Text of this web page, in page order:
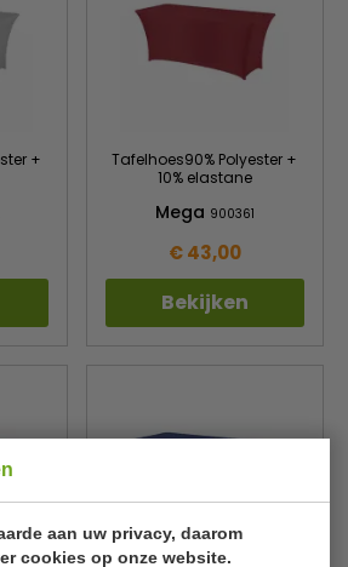
aan uw privacy, daarom
cookies op onze website.
+
Tafelhoes90% Polyester +
10% elastane
Mega 900361
€ 43,00
Bekijken